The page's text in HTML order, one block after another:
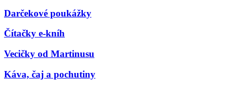
Darčekové poukážky
Čítačky e-kníh
Vecičky od Martinusu
Káva, čaj a pochutiny